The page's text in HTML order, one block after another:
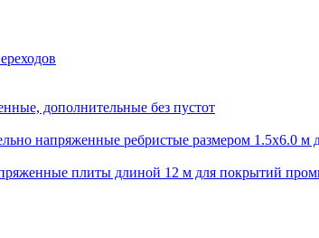
дополнительные без пустот
напряженные ребристые размером 1.5х6.0 м
плиты длиной 12 м для покрытий